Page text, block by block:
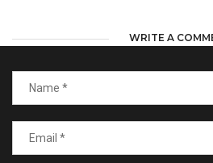
WRITE A